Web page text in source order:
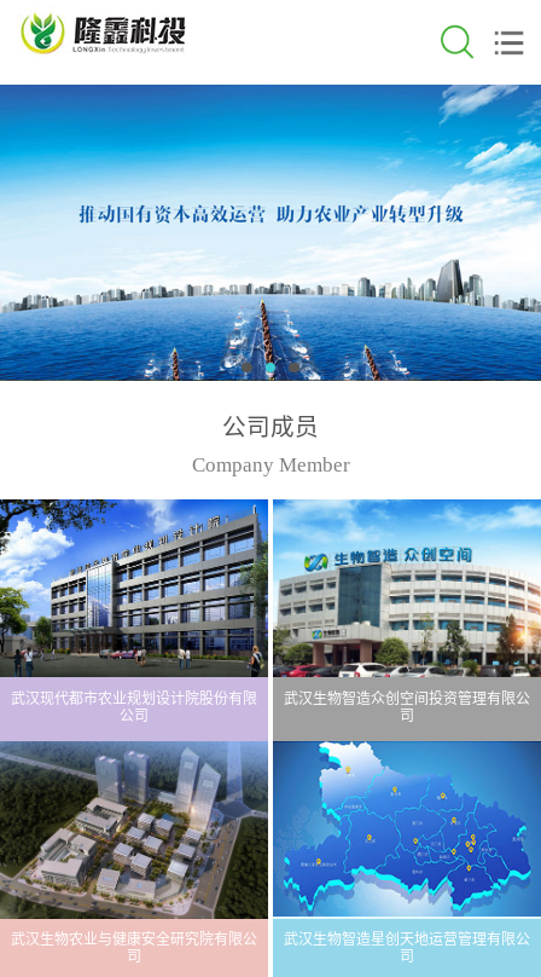
公司成员
Company Member
武汉现代都市农业规划设计院股份有限
公司
武汉生物智造众创空间投资管理有限公
司
武汉生物农业与健康安全研究院有限公
司
武汉生物智造星创天地运营管理有限公
司